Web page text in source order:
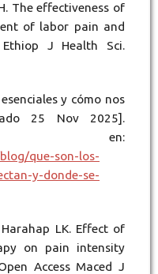
The effectiveness of
of labor pain and
J Health Sci.
y cómo nos
25 Nov 2025].
en:
que-son-los-
y-donde-se-
LK. Effect of
on pain intensity
Access Maced J